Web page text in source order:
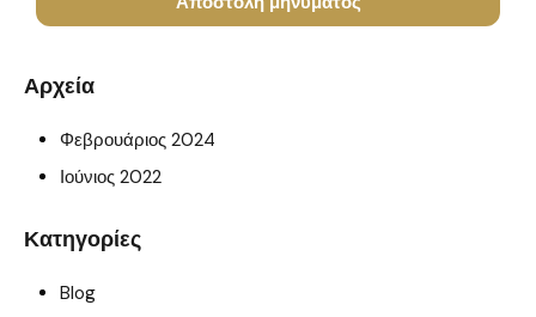
Αρχεία
Φεβρουάριος 2024
Ιούνιος 2022
Κατηγορίες
Blog